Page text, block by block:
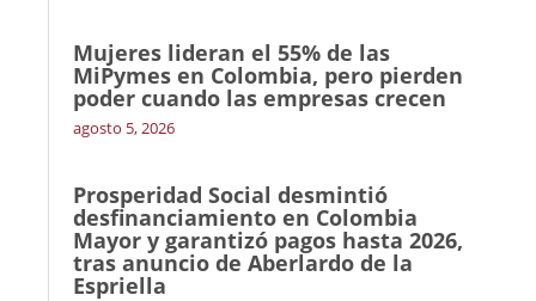
Mujeres lideran el 55% de las
MiPymes en Colombia, pero pierden
poder cuando las empresas crecen
agosto 5, 2026
Prosperidad Social desmintió
desfinanciamiento en Colombia
Mayor y garantizó pagos hasta 2026,
tras anuncio de Aberlardo de la
Espriella